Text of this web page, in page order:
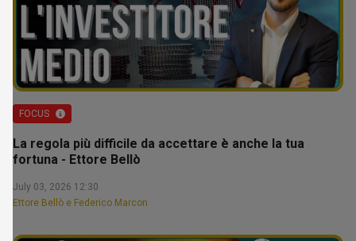
FOCUS
La regola più difficile da accettare è anche la tua
fortuna - Ettore Bellò
July 03, 2026 12:30
Ettore Bellò e Federico Marcon